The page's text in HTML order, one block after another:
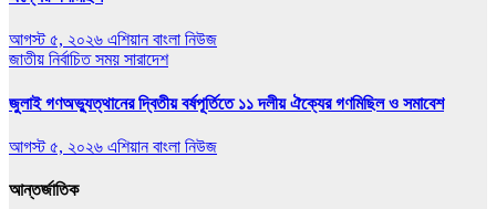
আগস্ট ৫, ২০২৬ এশিয়ান বাংলা নিউজ
জাতীয় নির্বাচিত সময় সারাদেশ
জুলাই গণঅভ্যুত্থানের দ্বিতীয় বর্ষপূর্তিতে ১১ দলীয় ঐক্যের গণমিছিল ও সমাবেশ
আগস্ট ৫, ২০২৬ এশিয়ান বাংলা নিউজ
আন্তর্জাতিক